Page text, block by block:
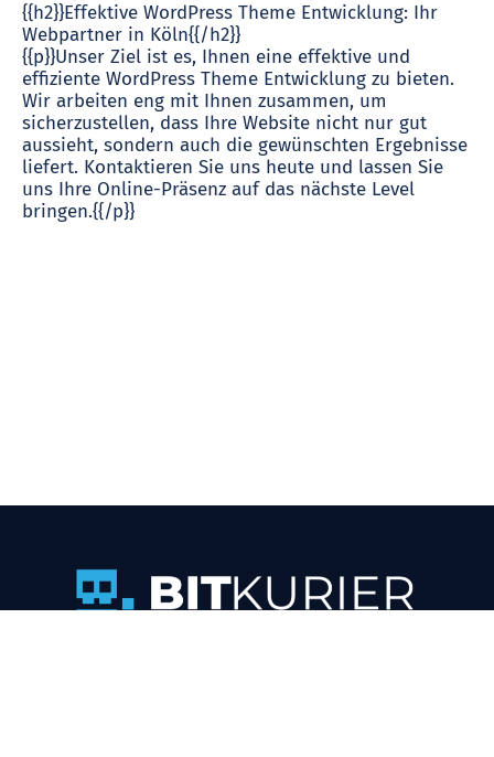
{{h2}}Effektive WordPress Theme Entwicklung: Ihr
Webpartner in Köln{{/h2}}
{{p}}Unser Ziel ist es, Ihnen eine effektive und
effiziente WordPress Theme Entwicklung zu bieten.
Wir arbeiten eng mit Ihnen zusammen, um
sicherzustellen, dass Ihre Website nicht nur gut
aussieht, sondern auch die gewünschten Ergebnisse
liefert. Kontaktieren Sie uns heute und lassen Sie
uns Ihre Online-Präsenz auf das nächste Level
bringen.{{/p}}